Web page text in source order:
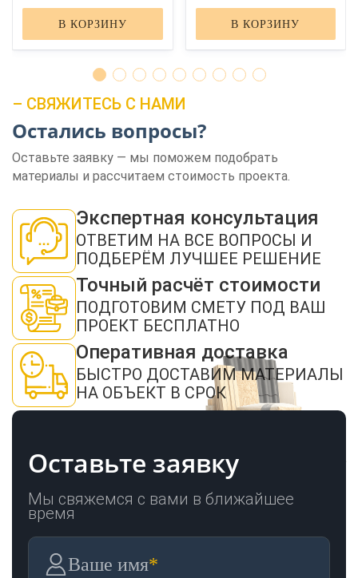
В КОРЗИНУ В КОРЗИНУ
– СВЯЖИТЕСЬ С НАМИ
Остались вопросы?
Оставьте заявку — мы поможем подобрать
материалы и рассчитаем стоимость проекта.
Экспертная консультация
ОТВЕТИМ НА ВСЕ ВОПРОСЫ И
ПОДБЕРЁМ ЛУЧШЕЕ РЕШЕНИЕ
Точный расчёт стоимости
ПОДГОТОВИМ СМЕТУ ПОД ВАШ
ПРОЕКТ БЕСПЛАТНО
Оперативная доставка
БЫСТРО ДОСТАВИМ МАТЕРИАЛЫ
НА ОБЪЕКТ В СРОК
Оставьте заявку
Мы свяжемся с вами в ближайшее
время
Ваше имя*
ЗАКАЗАТЬ ЗВОНОК
Нажимая кнопку "Отправить", я даю своё согласие на обработку моих
персональных данных в соответствии с ФЗ от 27.07.2006 № 152-ФЗ "О
персональных данных", на условиях и для целей, определенных в
конфиденциальности